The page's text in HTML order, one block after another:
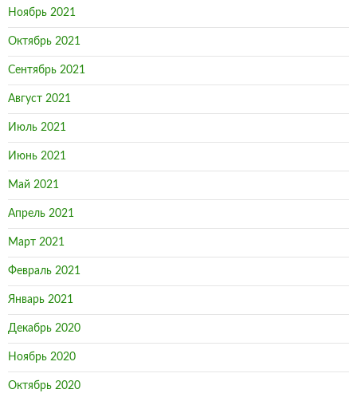
Ноябрь 2021
Октябрь 2021
Сентябрь 2021
Август 2021
Июль 2021
Июнь 2021
Май 2021
Апрель 2021
Март 2021
Февраль 2021
Январь 2021
Декабрь 2020
Ноябрь 2020
Октябрь 2020